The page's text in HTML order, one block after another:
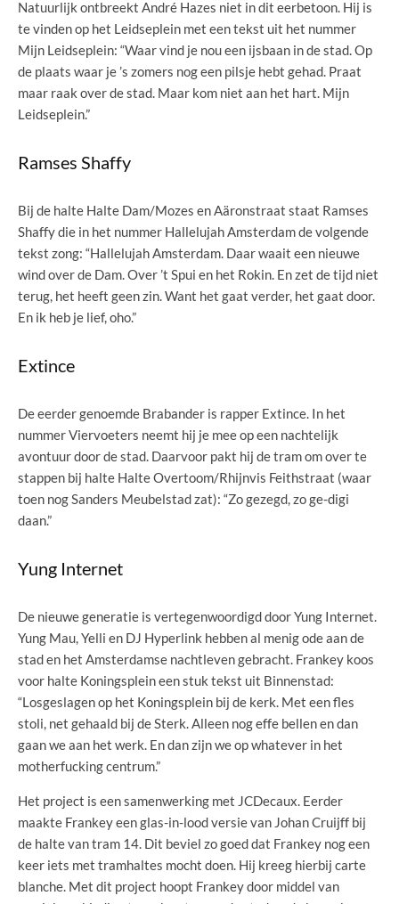
Natuurlijk ontbreekt André Hazes niet in dit eerbetoon. Hij is
te vinden op het Leidseplein met een tekst uit het nummer
Mijn Leidseplein: “Waar vind je nou een ijsbaan in de stad. Op
de plaats waar je ’s zomers nog een pilsje hebt gehad. Praat
maar raak over de stad. Maar kom niet aan het hart. Mijn
Leidseplein.”
Ramses Shaffy
Bij de halte Halte Dam/Mozes en Aäronstraat staat Ramses
Shaffy die in het nummer Hallelujah Amsterdam de volgende
tekst zong: “Hallelujah Amsterdam. Daar waait een nieuwe
wind over de Dam. Over ’t Spui en het Rokin. En zet de tijd niet
terug, het heeft geen zin. Want het gaat verder, het gaat door.
En ik heb je lief, oho.”
Extince
De eerder genoemde Brabander is rapper Extince. In het
nummer Viervoeters neemt hij je mee op een nachtelijk
avontuur door de stad. Daarvoor pakt hij de tram om over te
stappen bij halte Halte Overtoom/Rhijnvis Feithstraat (waar
toen nog Sanders Meubelstad zat): “Zo gezegd, zo ge-digi
daan.”
Yung Internet
De nieuwe generatie is vertegenwoordigd door Yung Internet.
Yung Mau, Yelli en DJ Hyperlink hebben al menig ode aan de
stad en het Amsterdamse nachtleven gebracht. Frankey koos
voor halte Koningsplein een stuk tekst uit Binnenstad:
“Losgeslagen op het Koningsplein bij de kerk. Met een fles
stoli, net gehaald bij de Sterk. Alleen nog effe bellen en dan
gaan we aan het werk. En dan zijn we op whatever in het
motherfucking centrum.”
Het project is een samenwerking met JCDecaux. Eerder
maakte Frankey een glas-in-lood versie van Johan Cruijff bij
de halte van tram 14. Dit beviel zo goed dat Frankey nog een
keer iets met tramhaltes mocht doen. Hij kreeg hierbij carte
blanche. Met dit project hoopt Frankey door middel van